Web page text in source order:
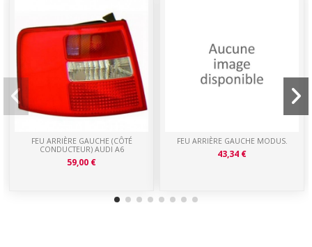
FEU ARRIÈRE GAUCHE (CÔTÉ
CONDUCTEUR) AUDI A6
59,00 €
FEU ARRIÈRE GAUCHE MODUS.
43,34 €